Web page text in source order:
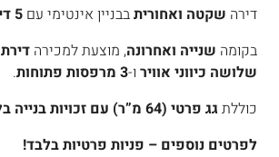
דירה שקטה ואחוריתבבניין אינטימי עם 5 דירות בלבד
בקומה שנייה ואחרונה, מוצעת למכירה דירת 64 מ”ר
שלושה כיווני אוויר ו-3 מרפסות פתוחות
.
כוללתגג פרטי (64 מ”ר) עם זכויות בנייה בלעדיות
לפרטים נוספים – פניות פרטיות בלבד!